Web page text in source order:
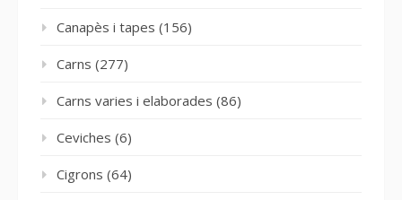
Canapès i tapes (156)
Carns (277)
Carns varies i elaborades (86)
Ceviches (6)
Cigrons (64)